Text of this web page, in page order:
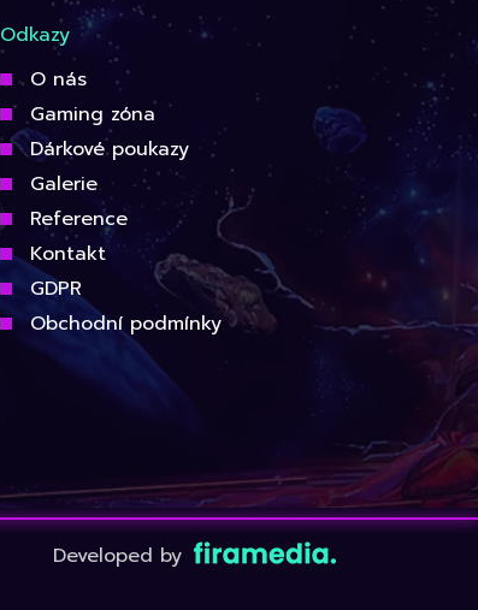
Odkazy
O nás
Gaming zóna
Dárkové poukazy
Galerie
Reference
Kontakt
GDPR
Obchodní podmínky
Developed by